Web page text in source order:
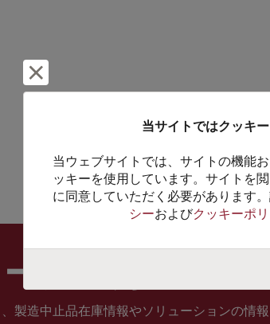
に登録
製造中止品在庫情報やソリューションの情
当サイトではクッキ
当ウェブサイトでは、サイトの機能
ッキーを使用しています。サイトを
に同意していただく必要があります
シーおよびクッキーポ